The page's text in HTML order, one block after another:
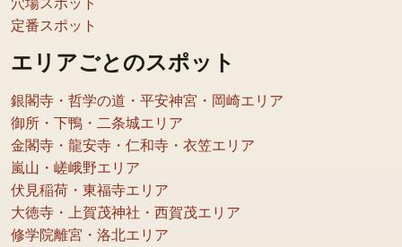
穴場スポット
定番スポット
エリアごとのスポット
銀閣寺・哲学の道・平安神宮・岡崎エリア
御所・下鴨・二条城エリア
金閣寺・龍安寺・仁和寺・衣笠エリア
嵐山・嵯峨野エリア
伏見稲荷・東福寺エリア
大徳寺・上賀茂神社・西賀茂エリア
修学院離宮・洛北エリア